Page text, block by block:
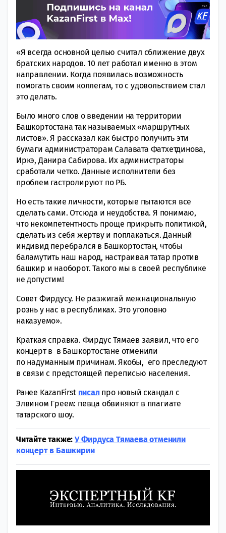
«Я всегда основной целью считал сближение двух
братских народов. 10 лет работал именно в этом
направлении. Когда появилась возможность
помогать своим коллегам, то с удовольствием стал
это делать.
Было много слов о введении на территории
Башкортостана так называемых «маршрутных
листов». Я рассказал как быстро получить эти
бумаги администраторам Салавата Фатхетдинова,
Иркэ, Данира Сабирова. Их администраторы
сработали четко. Данные исполнители без
проблем гастролируют по РБ.
Но есть такие личности, которые пытаются все
сделать сами. Отсюда и неудобства. Я понимаю,
что некомпетентность проще прикрыть политикой,
сделать из себя жертву и поплакаться. Данный
индивид перебрался в Башкортостан, чтобы
баламутить наш народ, настраивая татар против
башкир и наоборот. Такого мы в своей республике
не допустим!
Совет Фирдусу. Не разжигай межнациональную
рознь у нас в республиках. Это уголовно
наказуемо».
Краткая справка. Фирдус Тямаев заявил, что его
концерт в в Башкортостане отменили
по надуманным причинам. Якобы, его преследуют
в связи с предстоящей переписью населения.
Ранее KazanFirst писал про новый скандал с
Элвином Греем: певца обвиняют в плагиате
татарского шоу.
Читайте также:У Фирдуса Тямаева отменили
концерт в Башкирии